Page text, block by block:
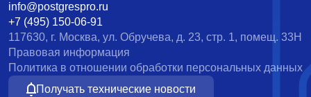
info@postgrespro.ru
+7 (495) 150-06-91
117630, г. Москва, ул. Обручева, д. 23, стр. 1, помещ. 33Н
Правовая информация
Политика в отношении обработки персональных данных
Получать технические новости